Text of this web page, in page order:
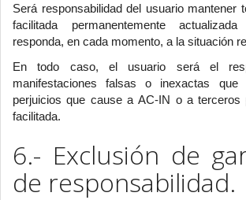
Será responsabilidad del usuario mantener
facilitada permanentemente
responda, en cada momento, a la situación
En todo caso, el usuario será el
manifestaciones falsas o inexactas
perjuicios que cause a AC-IN o a terceros
facilitada.
6.- Exclusión de
de responsabilidad.